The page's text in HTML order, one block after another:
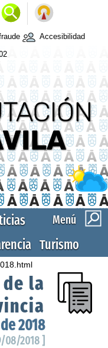
Accesibilidad
Menú
Turismo
la
2018
08/2018 ]